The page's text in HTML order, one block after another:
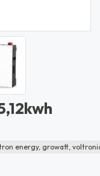
energy, growatt,